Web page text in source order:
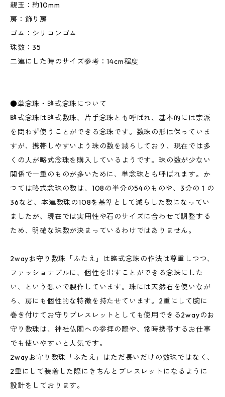
親玉：約10mm
房：飾り房
ゴム：シリコンゴム
珠数：35
二連にした時のサイズ参考：14cm程度
●単念珠・略式念珠について
略式念珠は略式数珠、片手念珠とも呼ばれ、基本的には宗派
を問わず使うことができる念珠です。数珠の形は保っていま
すが、携帯しやすいよう珠の数を減らしており、現在では多
くの人が略式念珠を購入しているようです。珠の数が少ない
関係で一重のものが多いために、単念珠とも呼ばれます。か
つては略式念珠の数は、108の半分の54のものや、3分の１の
36など、本連数珠の108を基準として減らした数になってい
ましたが、現在では実用性や石のサイズに合わせて調整する
ため、明確な珠数が決まっているわけではありません。
2wayお守り数珠「ふたえ」は略式念珠の作法は尊重しつつ、
ファッショナブルに、個性を出すことができる念珠にした
い、という想いで製作しています。珠には天然石を使いなが
ら、房にも個性的な特徴を持たせています。2重にして腕に
巻き付けてお守りブレスレットとしても使用できる2wayのお
守り数珠は、神社仏閣への参拝の際や、常時携帯するお仕事
でも使いやすいと人気です。
2wayお守り数珠「ふたえ」はただ長いだけの数珠ではなく、
2重にして装着した際にきちんとブレスレットになるように
設計をしております。